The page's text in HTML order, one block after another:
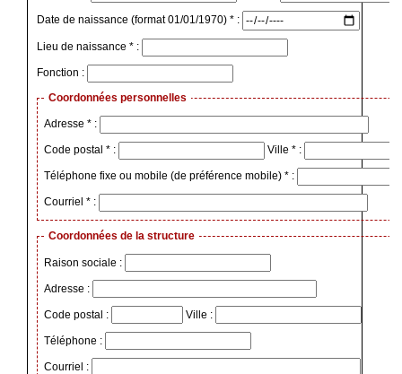
Date de naissance (format 01/01/1970) * :
Lieu de naissance * :
Fonction :
Coordonnées personnelles
Adresse * :
Code postal * : Ville * :
Téléphone fixe ou mobile (de préférence mobile) * :
Courriel * :
Coordonnées de la structure
Raison sociale :
Adresse :
Code postal : Ville :
Téléphone :
Courriel :